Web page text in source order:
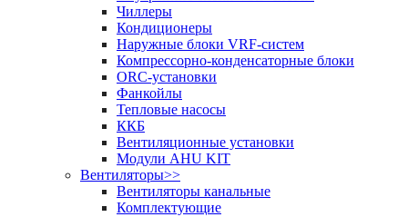
Чиллеры
Кондиционеры
Наружные блоки VRF-систем
Компрессорно-конденсаторные блоки
ORC-установки
Фанкойлы
Тепловые насосы
ККБ
Вентиляционные установки
Модули AHU KIT
Вентиляторы>>
Вентиляторы канальные
Комплектующие